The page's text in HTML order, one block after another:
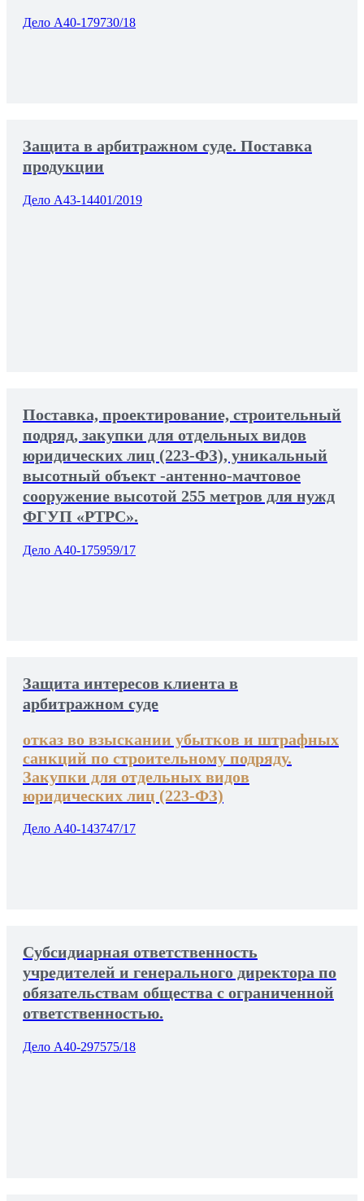
Дело А40-179730/18
Защита в арбитражном суде. Поставка
продукции
Дело А43-14401/2019
Поставка, проектирование, строительный
подряд, закупки для отдельных видов
юридических лиц (223-ФЗ), уникальный
высотный объект -антенно-мачтовое
сооружение высотой 255 метров для нужд
ФГУП «РТРС».
Дело А40-175959/17
Защита интересов клиента в
арбитражном суде
отказ во взыскании убытков и штрафных
санкций по строительному подряду.
Закупки для отдельных видов
юридических лиц (223-ФЗ)
Дело А40-143747/17
Субсидиарная ответственность
учредителей и генерального директора по
обязательствам общества с ограниченной
ответственностью.
Дело А40-297575/18